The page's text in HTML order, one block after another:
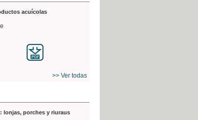
acuícolas
>> Ver todas
lonjas, porches y riuraus